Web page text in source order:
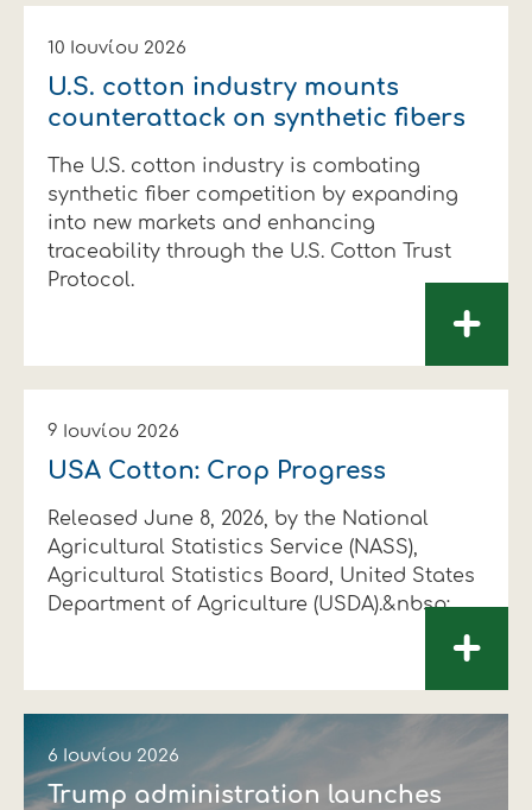
10 Ιουνίου 2026
U.S. cotton industry mounts
counterattack on synthetic fibers
The U.S. cotton industry is combating
synthetic fiber competition by expanding
into new markets and enhancing
traceability through the U.S. Cotton Trust
Protocol.
+
9 Ιουνίου 2026
USA Cotton: Crop Progress
Released June 8, 2026, by the National
Agricultural Statistics Service (NASS),
Agricultural Statistics Board, United States
Department of Agriculture (USDA).&nbsp;
+
6 Ιουνίου 2026
Trump administration launches